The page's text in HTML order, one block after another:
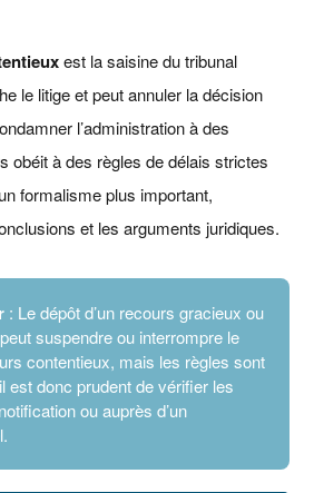
est la saisine du tribunal
le litige et peut annuler la décision
l’administration à des
obéit à des règles de délais strictes
formalisme plus important,
et les arguments juridiques.
: Le dépôt d’un recours gracieux ou
suspendre ou interrompre le
contentieux, mais les règles sont
est donc prudent de vérifier les
ou auprès d’un